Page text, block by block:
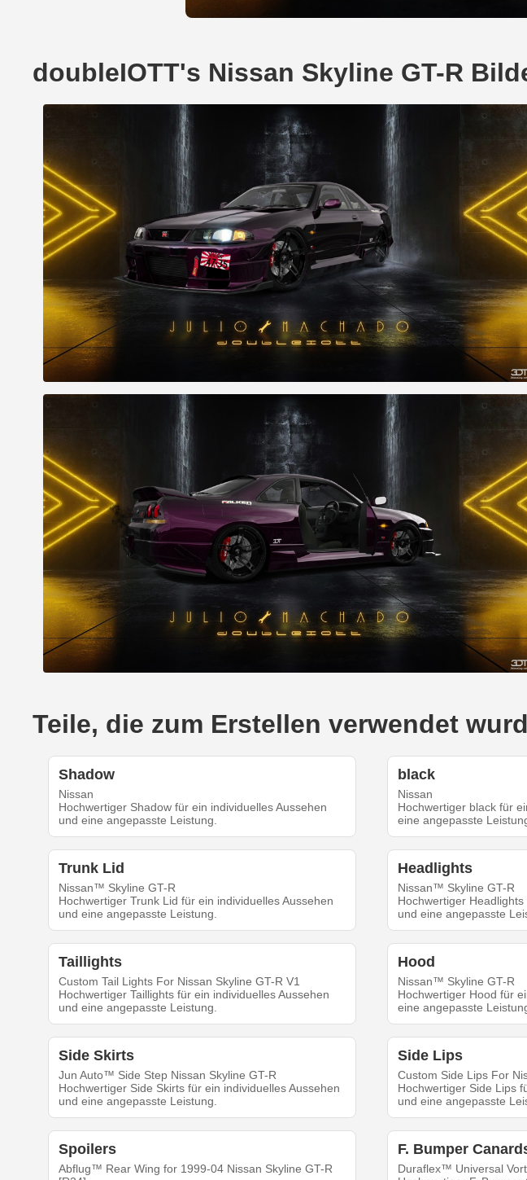
doubleIOTT's Nissan Skyline GT-R
Teile, die zum Erstellen verwendet
Shadow
Nissan
Hochwertiger Shadow für ein individuelles Aussehen
und eine angepasste Leistung.
black
Nissan
Hochwertiger black für
eine angepasste
Trunk Lid
Nissan™ Skyline GT-R
Hochwertiger Trunk Lid für ein individuelles Aussehen
und eine angepasste Leistung.
Headlights
Nissan™ Skyline GT-R
Hochwertiger
und eine angepasste
Taillights
Custom Tail Lights For Nissan Skyline GT-R V1
Hochwertiger Taillights für ein individuelles Aussehen
und eine angepasste Leistung.
Hood
Nissan™ Skyline GT-R
Hochwertiger Hood für
eine angepasste
Side Skirts
Jun Auto™ Side Step Nissan Skyline GT-R
Hochwertiger Side Skirts für ein individuelles Aussehen
und eine angepasste Leistung.
Side Lips
Custom Side Lips For
Hochwertiger Side Lips
und eine angepasste
Spoilers
Abflug™ Rear Wing for 1999-04 Nissan Skyline GT-R
F. Bumper
Duraflex™ Universal